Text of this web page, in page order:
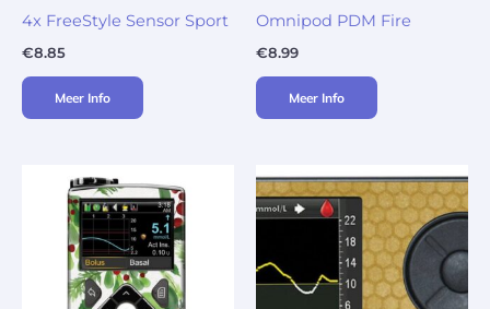
4x FreeStyle Sensor Sport
€8.85
Meer Info
Omnipod PDM Fire
€8.99
Meer Info